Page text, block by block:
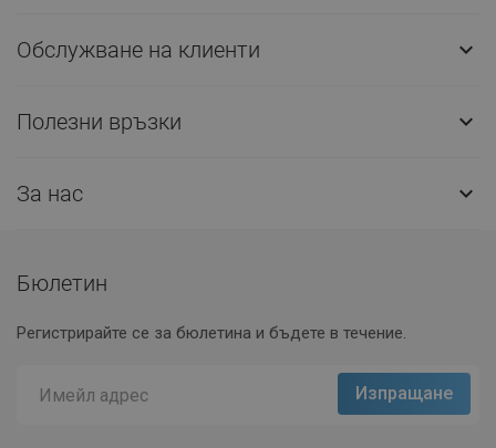
Обслужване на клиенти 
Полезни връзки 
За нас 
Бюлетин
Регистрирайте се за бюлетина и бъдете в течение.